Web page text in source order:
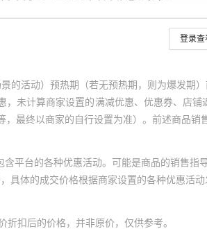
登录查
的活动）预热期（若无预热期，则为爆发
未计算商家设置的满减优惠、优惠券、店
最终以商家的自行设置为准）。前述商品
平台的各种优惠活动。可能是商品的销售指
体的成交价格根据商家设置的各种优惠活动
扣后的价格，并非原价，仅供参考。